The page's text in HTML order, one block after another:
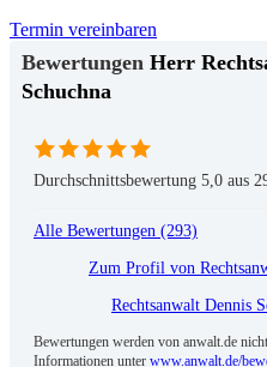
Termin vereinbaren
Herr
Schuchna
Durchschnittsbewertung 5,0 aus
Alle Bewertungen (293)
Zum Profil von
Rechtsanwalt Dennis
Bewertungen werden von anwalt.de
Informationen unter www.anwalt.de/